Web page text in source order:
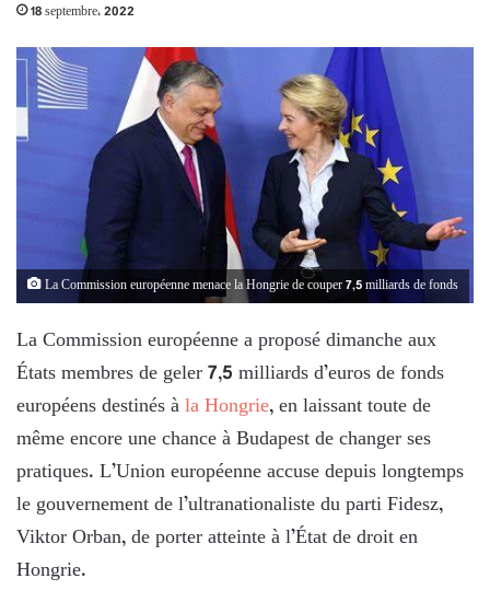
18 septembre، 2022
La Commission européenne menace la Hongrie de couper 7,5 milliards de fonds
La Commission européenne a proposé dimanche aux
États membres de geler 7,5 milliards d’euros de fonds
européens destinés àla Hongrie, en laissant toute de
même encore une chance à Budapest de changer ses
pratiques. L’Union européenne accuse depuis longtemps
le gouvernement de l’ultranationaliste du parti Fidesz,
Viktor Orban, de porter atteinte à l’État de droit en
Hongrie.